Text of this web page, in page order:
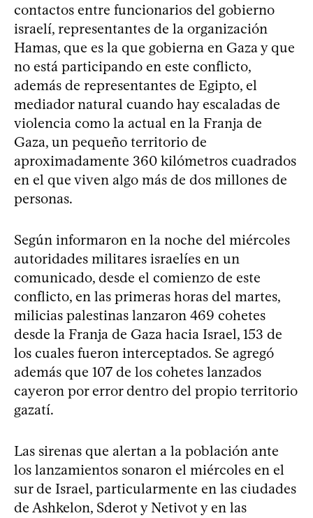
contactos entre funcionarios del gobierno
israelí, representantes de la organización
Hamas, que es la que gobierna en Gaza y que
no está participando en este conflicto,
además de representantes de Egipto, el
mediador natural cuando hay escaladas de
violencia como la actual en la Franja de
Gaza, un pequeño territorio de
aproximadamente 360 kilómetros cuadrados
en el que viven algo más de dos millones de
personas.
Según informaron en la noche del miércoles
autoridades militares israelíes en un
comunicado, desde el comienzo de este
conflicto, en las primeras horas del martes,
milicias palestinas lanzaron 469 cohetes
desde la Franja de Gaza hacia Israel, 153 de
los cuales fueron interceptados. Se agregó
además que 107 de los cohetes lanzados
cayeron por error dentro del propio territorio
gazatí.
Las sirenas que alertan a la población ante
los lanzamientos sonaron el miércoles en el
sur de Israel, particularmente en las ciudades
de Ashkelon, Sderot y Netivot y en las